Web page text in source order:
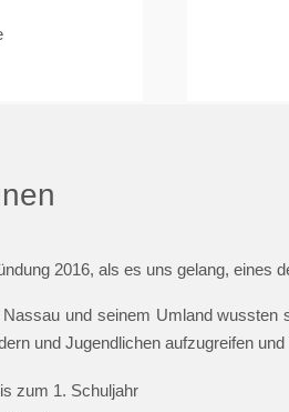
2016, als es uns gelang, eines
und seinem Umland
und Jugendlichen aufzugreifen
zum 1. Schuljahr